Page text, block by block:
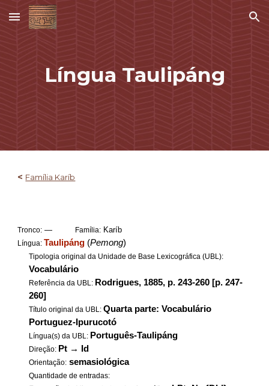
Skip to main content Skip to navigation
Língua Taulipáng
< Família Karíb
Tronco: — Família: Karíb
Língua: Taulipáng (Pemong)
Tipologia original da Unidade de Base Lexicográfica (UBL):
Vocabulário
Referência da UBL: Rodrigues, 1885, p. 243-260 [p. 247-
260]
Título original da UBL:Quarta parte: Vocabulário
Portuguez-Ipurucotó
Língua(s) da UBL: Português-Taulipáng
Direção: Pt → Id
Orientação: semasiológica
Quantidade de entradas: